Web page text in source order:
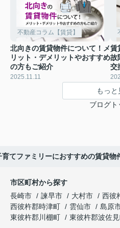
不動産コラム【賃貸】
北向きの賃貸物件について！メ
リット・デメリットやおすすめ
の方もご紹介
2025.11.11
賃
故
交
もっと
ブログト
育てファミリーにおすすめの賃貸
市区町村から探す
長崎市
諫早市 大村市
西彼
西彼杵郡時津町
雲仙市 島原
東彼杵郡川棚町
東彼杵郡波佐